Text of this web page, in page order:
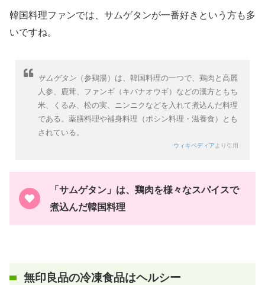
韓国料理ファンでは、サムゲタンが一番好きという方も多
いですね。
サムゲタン （参鶏湯）は、韓国料理の一つで、鶏肉と高麗
人参、鹿茸、ファンギ（キバナオウギ）などの漢方ともち
米、くるみ、松の実、ニンニクなどを入れて煮込んだ料理
である。薬膳料理や補身料理（ポシン料理・滋養食）とも
されている。
ウィキペディア より引用
「サムゲタン」は、鶏肉を様々なスパイスで
煮込んだ韓国料理
無印良品の冷凍食品はヘルシー